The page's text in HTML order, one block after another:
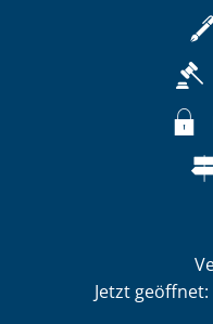
Klicken, um
Jetzt geöffnet: